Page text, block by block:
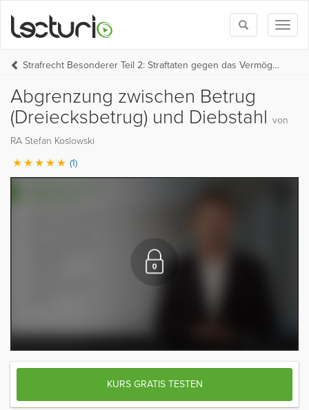
Toggle
search
Strafrecht Besonderer Teil 2: Straftaten gegen das Vermögen
Abgrenzung zwischen Betrug
(Dreiecksbetrug) und Diebstahl von
RA Stefan Koslowski
(1)
KURS GRATIS TESTEN